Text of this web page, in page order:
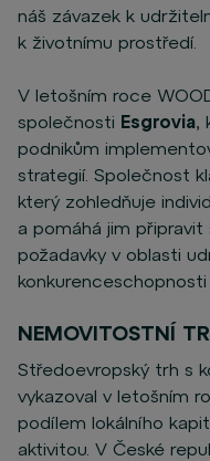
náš závazek k
k životnímu prostředí.
V letošním roce
společnosti Esgrovia,
podnikům
strategií. Společnost
který zohledňuje
a pomáhá jim
požadavky v oblasti
konkurenceschopnosti
NEMOVITOSTNÍ
Středoevropský trh s
vykazoval v letošním
podílem lokálního
aktivitou. V České